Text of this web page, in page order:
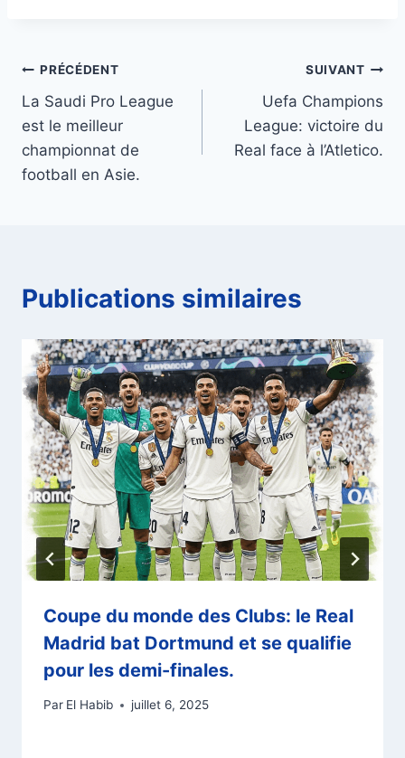
Navigation
de
l’article
PRÉCÉDENT
La Saudi Pro League
est le meilleur
championnat de
football en Asie.
SUIVANT
Uefa Champions
League: victoire du
Real face à l’Atletico.
Publications similaires
Coupe du monde des Clubs: le Real
Madrid bat Dortmund et se qualifie
pour les demi-finales.
Par El Habib juillet 6, 2025